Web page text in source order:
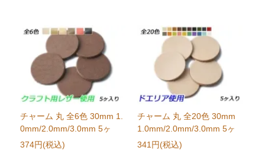
チャーム 丸 全6色 30mm 1.
0mm/2.0mm/3.0mm 5ヶ
374円(税込)
チャーム 丸 全20色 30mm
1.0mm/2.0mm/3.0mm 5ヶ
341円(税込)